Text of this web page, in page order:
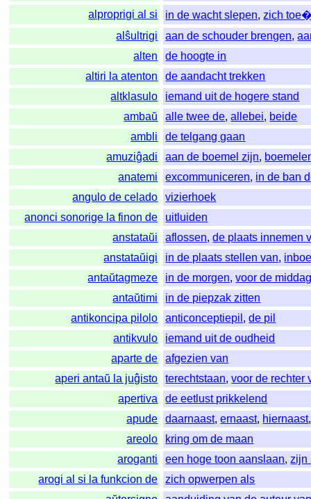
alproprigi al si
in de wacht slepen,zich
alŝultrigi
aan de schouder brengen,
alten
de hoogte in
altiri la atenton
de aandacht trekken
altklasulo
iemand uit de hogere stand
ambaŭ
alle twee de,allebei, beide
ambli
de telgang gaan
amuziĝadi
aan de boemel zijn,
anatemi
excommuniceren, in de ban
angulo de celado
vizierhoek
anonci sonorige la finon de
uitluiden
anstataŭi
aflossen,de plaats innemen
anstataŭigi
in de plaats stellen van,
antaŭtagmeze
in de morgen,voor de
antaŭtimi
in de piepzak zitten
antikoncipa pilolo
anticonceptiepil ,de pil
antikvulo
iemand uit de oudheid
aparte de
afgezien van
aperi antaŭ la juĝisto
terechtstaan,voor de rechter
apertiva
de eetlust prikkelend
apude
daarnaast,ernaast, hiernaast
areolo
kring om de maan
aroganti
een hoge toon aanslaan,zijn
arogi al si la funkcion de
zich opwerpen als